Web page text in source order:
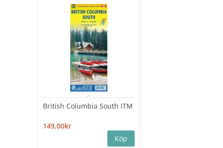
British Columbia South ITM
149,00kr